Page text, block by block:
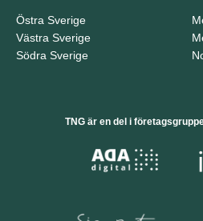
Östra Sverige
Västra Sverige
Södra Sverige
TNG är en del i